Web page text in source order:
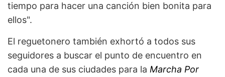
tiempo para hacer una canción bien bonita para
ellos".
El reguetonero también exhortó a todos sus
seguidores a buscar el punto de encuentro en
cada una de sus ciudades para la Marcha Por